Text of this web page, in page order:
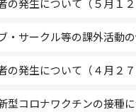
発生について（５月１２
・サークル等の課外活動
発生について（４月２７
型コロナワクチンの接種